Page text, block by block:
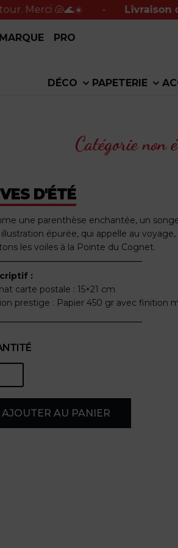
🐚🌊☀️ • Livraison
PRO
DÉCO PAPETERIE
Catégorie
D'ÉTÉ
une parenthèse enchantée, un
illustration épurée, qui appelle au
les voiles à la Pointe du Cognet.
:
carte postale : 15×21 cm
prestige : Papier 450 gr avec finition
AJOUTER AU PANIER